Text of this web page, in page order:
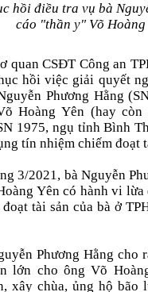
hồi điều tra vụ bà
cáo "thần y" Võ Hoàng
quan CSĐT Công an
hồi việc giải quyết
Phương Hằng
Hoàng Yên (hay
1975, ngụ tỉnh Bình
tín nhiệm chiếm đoạt
3/2021, bà Nguyễn
Yên có hành vi
tài sản của bà ở
Phương Hằng cho
lớn cho ông Võ
xây chùa, ủng hộ